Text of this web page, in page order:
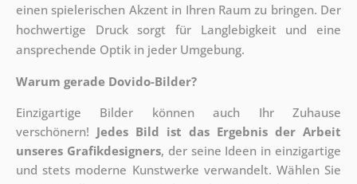
einen spielerischen Akzent in Ihren Raum zu bringen. Der
hochwertige Druck sorgt für Langlebigkeit und eine
ansprechende Optik in jeder Umgebung.
Warum gerade Dovido-Bilder?
Einzigartige Bilder können auch Ihr Zuhause
verschönern! Jedes Bild ist das Ergebnis der Arbeit
unseres Grafikdesigners, der seine Ideen in einzigartige
und stets moderne Kunstwerke verwandelt. Wählen Sie